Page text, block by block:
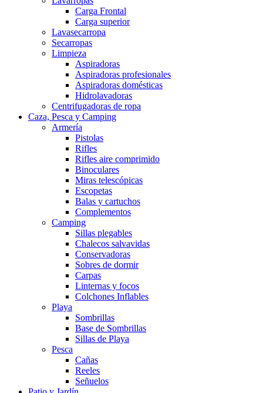
Carga Frontal
Carga superior
Lavasecarropa
Secarropas
Limpieza
Aspiradoras
Aspiradoras profesionales
Aspiradoras domésticas
Hidrolavadoras
Centrifugadoras de ropa
Caza, Pesca y Camping
Armería
Pistolas
Rifles
Rifles aire comprimido
Binoculares
Miras telescópicas
Escopetas
Balas y cartuchos
Complementos
Camping
Sillas plegables
Chalecos salvavidas
Conservadoras
Sobres de dormir
Carpas
Linternas y focos
Colchones Inflables
Playa
Sombrillas
Base de Sombrillas
Sillas de Playa
Pesca
Cañas
Reeles
Señuelos